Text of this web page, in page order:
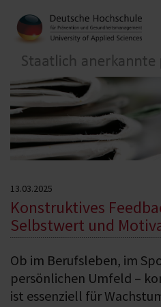
13.03.2025
Konstruktives
Selbstwert und
Ob im Berufsleben, im
persönlichen Umfeld –
ist essenziell für